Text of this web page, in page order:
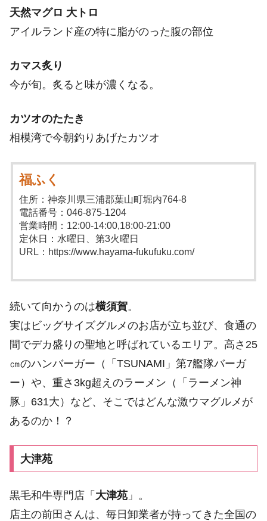
天然マグロ 大トロ
アイルランド産の特に脂がのった腹の部位
カマス炙り
今が旬。炙ると味が濃くなる。
カツオのたたき
相模湾で今朝釣りあげたカツオ
福ふく
住所：神奈川県三浦郡葉山町堀内764-8
電話番号：046-875-1204
営業時間：12:00-14:00,18:00-21:00
定休日：水曜日、第3火曜日
URL：https://www.hayama-fukufuku.com/
続いて向かうのは横須賀。
実はビッグサイズグルメのお店が立ち並び、食通の
間でデカ盛りの聖地と呼ばれているエリア。高さ25
㎝のハンバーガー（「TSUNAMI」第7艦隊バーガ
ー）や、重さ3kg超えのラーメン（「ラーメン神
豚」631大）など、そこではどんな激ウマグルメが
あるのか！？
大津苑
黒毛和牛専門店「 大津苑 」。
店主の前田さんは、毎日卸業者が持ってきた全国の